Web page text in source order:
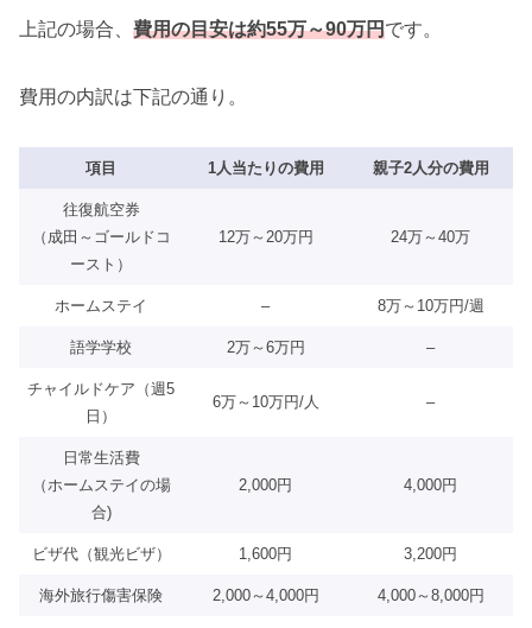
上記の場合、 費用の目安は約55万～90万円です。
費用の内訳は下記の通り。
項目 1人当たりの費用 親子2人分の費用
往復航空券
（成田～ゴールドコ
ースト）
12万～20万円 24万～40万
ホームステイ – 8万～10万円/週
語学学校 2万～6万円 –
チャイルドケア（週5
日）
6万～10万円/人 –
日常生活費
（ホームステイの場
合)
2,000円 4,000円
ビザ代（観光ビザ） 1,600円 3,200円
海外旅行傷害保険 2,000～4,000円 4,000～8,000円